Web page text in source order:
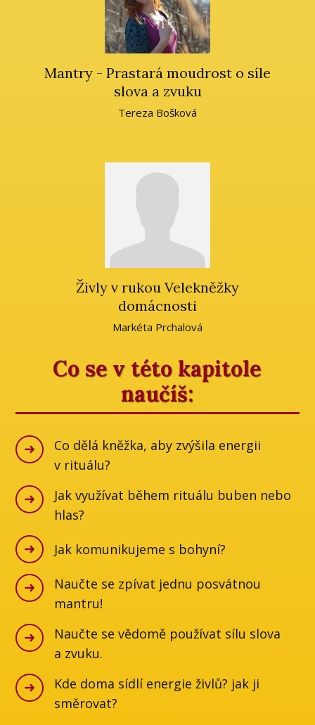
Mantry - Prastará moudrost o síle
slova a zvuku
Tereza Bošková
Živly v rukou Velekněžky
domácnosti
Markéta Prchalová
Co se v této kapitole
naučíš:
Co dělá kněžka, aby zvýšila energii
v rituálu?
Jak využívat během rituálu buben nebo
hlas?
Jak komunikujeme s bohyní?
Naučte se zpívat jednu posvátnou
mantru!
Naučte se vědomě používat sílu slova
a zvuku.
Kde doma sídlí energie živlů? jak ji
směrovat?